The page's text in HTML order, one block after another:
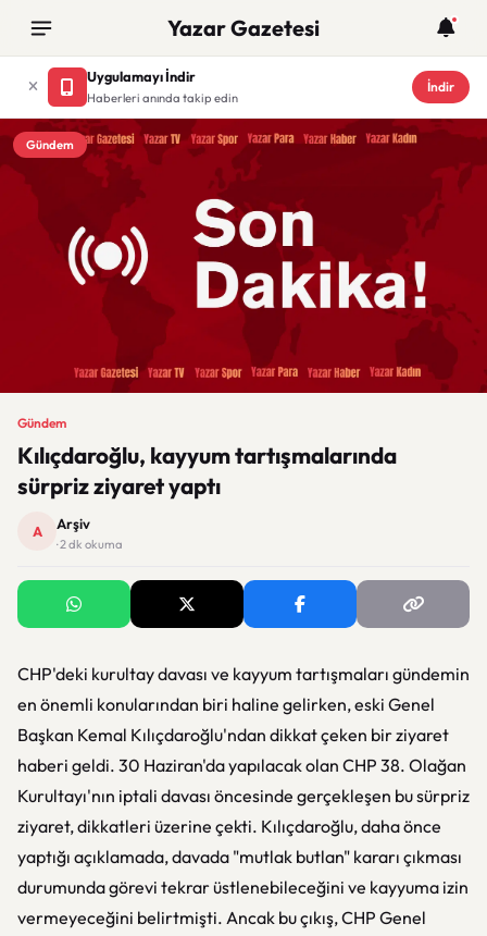
Yazar Gazetesi
Uygulamayı İndir
Haberleri anında takip edin
İndir
Gündem
Gündem
Kılıçdaroğlu, kayyum tartışmalarında
sürpriz ziyaret yaptı
A Arşiv
· 2 dk okuma
CHP'deki kurultay davası ve kayyum tartışmaları gündemin
en önemli konularından biri haline gelirken, eski Genel
Başkan Kemal Kılıçdaroğlu'ndan dikkat çeken bir ziyaret
haberi geldi. 30 Haziran'da yapılacak olan CHP 38. Olağan
Kurultayı'nın iptali davası öncesinde gerçekleşen bu sürpriz
ziyaret, dikkatleri üzerine çekti. Kılıçdaroğlu, daha önce
yaptığı açıklamada, davada "mutlak butlan" kararı çıkması
durumunda görevi tekrar üstlenebileceğini ve kayyuma izin
vermeyeceğini belirtmişti. Ancak bu çıkış, CHP Genel